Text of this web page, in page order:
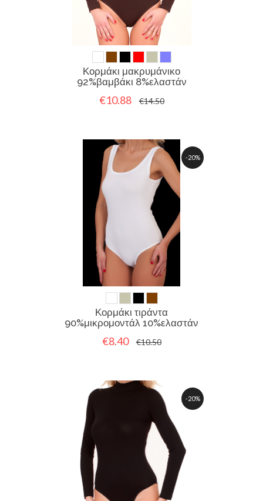
Κορμάκι μακρυμάνικο
92%βαμβάκι 8%ελαστάν
€10.88 €14.50
-20%
Κορμάκι τιράντα
90%μικρομοντάλ 10%ελαστάν
€8.40 €10.50
-20%